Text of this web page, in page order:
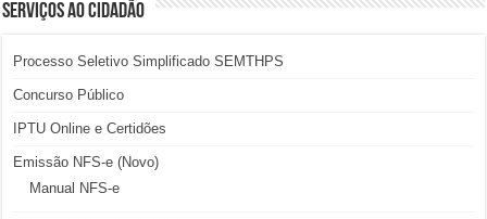
SERVIÇOS AO CIDADÃO
Processo Seletivo Simplificado SEMTHPS
Concurso Público
IPTU Online e Certidões
Emissão NFS-e (Novo)
Manual NFS-e